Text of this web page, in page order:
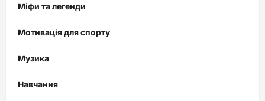
Міфи та легенди
Мотивація для спорту
Музика
Навчання